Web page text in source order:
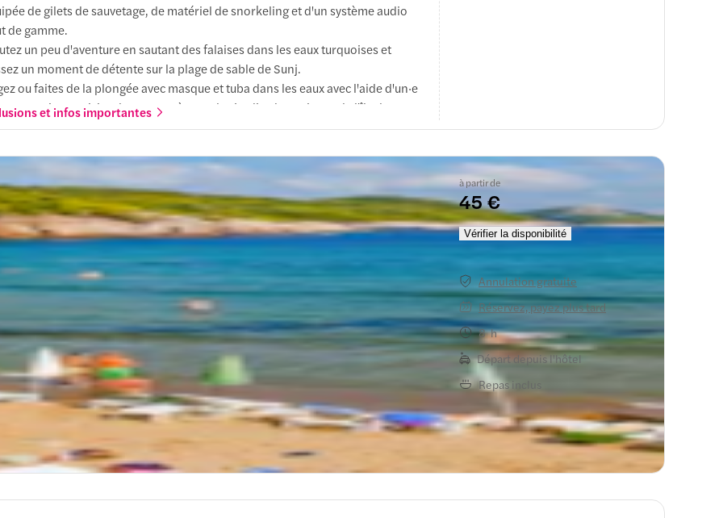
de gilets de sauvetage, de matériel de snorkeling et d'un système audio
de gamme.
un peu d'aventure en sautant des falaises dans les eaux turquoises et
un moment de détente sur la plage de sable de Sunj.
ou faites de la plongée avec masque et tuba dans les eaux avec l'aide d'un·e
ou visitez les monastères et les jardins botaniques de l'île de
et infos importantes
: Croisière sur les îles Elaphites avec
à partir de
45 €
Vérifier la disponibilité
Annulation gratuite
Réservez, payez plus tard
8 h
Départ depuis l'hôtel
Repas inclus
totale8 heures
transportBateau